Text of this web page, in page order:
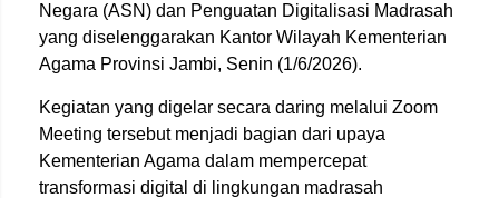
Negara (ASN) dan Penguatan Digitalisasi Madrasah
yang diselenggarakan Kantor Wilayah Kementerian
Agama Provinsi Jambi, Senin (1/6/2026).
Kegiatan yang digelar secara daring melalui Zoom
Meeting tersebut menjadi bagian dari upaya
Kementerian Agama dalam mempercepat
transformasi digital di lingkungan madrasah